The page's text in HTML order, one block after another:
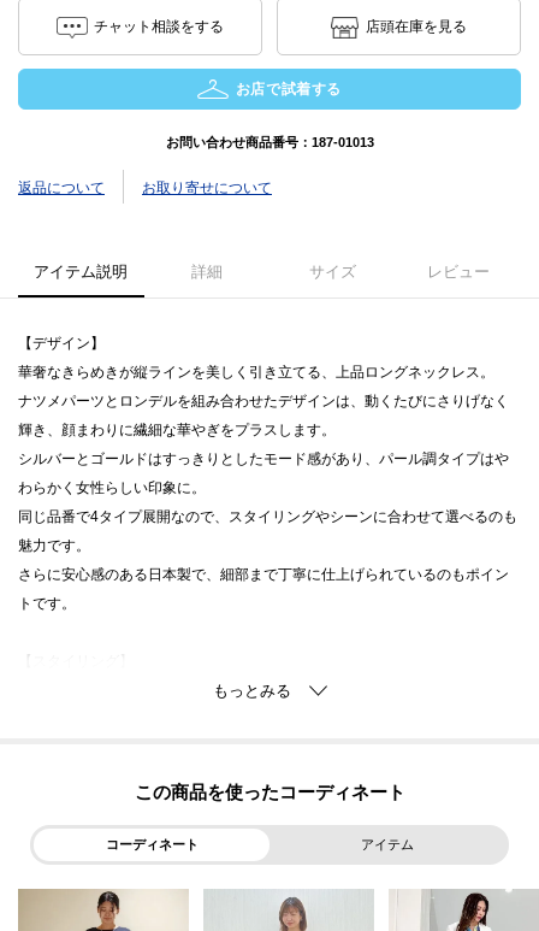
チャット相談をする 店頭在庫を見る
お店で試着する
お問い合わせ商品番号： 187-01013
返品について お取り寄せについて
アイテム説明 詳細 サイズ レビュー
【デザイン】
華奢なきらめきが縦ラインを美しく引き立てる、上品ロングネックレス。
ナツメパーツとロンデルを組み合わせたデザインは、動くたびにさりげなく
輝き、顔まわりに繊細な華やぎをプラスします。
シルバーとゴールドはすっきりとしたモード感があり、パール調タイプはや
わらかく女性らしい印象に。
同じ品番で4タイプ展開なので、スタイリングやシーンに合わせて選べるのも
魅力です。
さらに安心感のある日本製で、細部まで丁寧に仕上げられているのもポイン
トです。
【スタイリング】
Ｙ字ラインが縦の抜け感をつくるので、シンプルなブラウスやワンピースに
■気になるアイテムは『お気に入り登録』がおすすめ！■
【お気に入り登録とは？】
この商品を使った
コーディネート アイテム